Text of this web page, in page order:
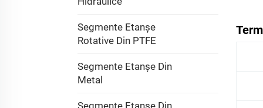
Segmente Etanșe
Rotative Din PTFE
Segmente Etanșe Din
Metal
Segmente Etanșe Din